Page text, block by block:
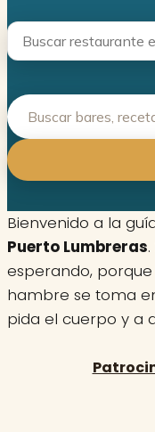
Bienvenido a la
Puerto Lumbreras
esperando,
hambre se toma
pida el cuerpo y a